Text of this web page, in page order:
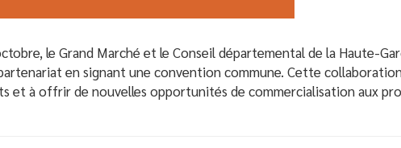
le Grand Marché et le Conseil départemental de la Haute-
en signant une convention commune. Cette
et à offrir de nouvelles opportunités de commercialisation aux